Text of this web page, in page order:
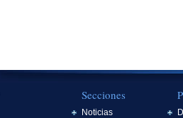
Secciones
Noticias